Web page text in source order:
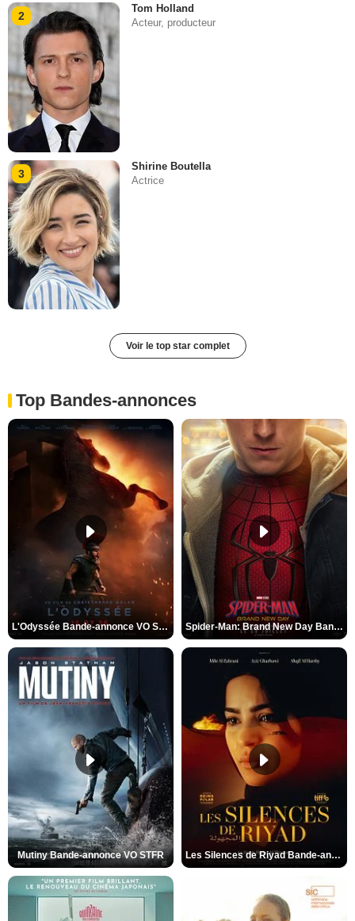
2
Tom Holland
Acteur, producteur
3
Shirine Boutella
Actrice
Voir le top star complet
Top Bandes-annonces
L'Odyssée Bande-annonce VO STFR Spider-Man: Brand New Day Bande-annonce VO STFR
Mutiny Bande-annonce VO STFR Les Silences de Riyad Bande-annonce VO STFR